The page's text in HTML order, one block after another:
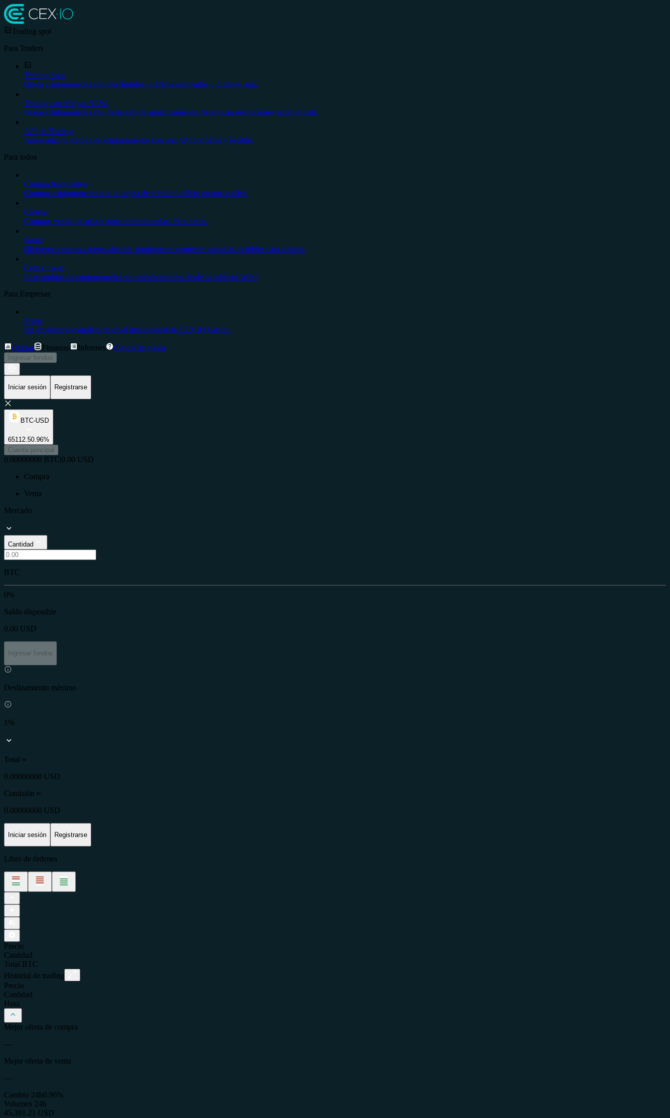
Trading spot
Para Traders
Trading Spot
Opera criptomonedas con alta liquidez, gráficos avanzados y órdenes stop.
Trading con MargenNEW
Opera criptomonedas con hasta x20 de apalancamiento. Se aplican restricciones según el país.
API de Trading
Automatiza tu trading de criptomonedas con una API confiable y estable.
Para todos
Compra Instantánea
Compra criptomonedas con tu tarjeta de crédito o débito en pocos clics.
Cartera
Compra, vende, guarda y gana criptomonedas. Para todos.
Ganar
Obtén recompensas mensuales por simplemente mantener monedas elegibles para staking.
Cedex Swap
Intercambios de criptomonedas sin complicaciones desde tu billetera Web3
Para Empresas
Prime
Un ecosistema completo de nivel institucional de CEX.IO Group.
Operar Finanzas Informes Centro de ayuda
Ingresar fondos
Iniciar sesión Registrarse
BTC-USD
65112.50.96%
Cuenta principal
0.00000000 BTC|0.00 USD
Compra
Venta
Mercado
Cantidad
BTC
0%
Saldo disponible
0.00 USD
Ingresar fondos
Deslizamiento máximo
1%
Total ≈
0.00000000 USD
Comisión ≈
0.00000000 USD
Iniciar sesión Registrarse
Libro de órdenes
Precio
Cantidad
Total
BTC
Historial de trading
Precio
Cantidad
Hora
Mejor oferta de compra
—
Mejor oferta de venta
—
Cambio 24h0.96%
Volumen 24h
45,391.21 USD